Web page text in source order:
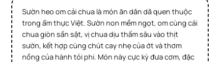
Sườn heo om cải chua là món ăn dân dã quen thuộc
trong ẩm thực Việt. Sườn non mềm ngọt, om cùng cải
chua giòn sần sật, vị chua dịu thấm sâu vào thịt
sườn, kết hợp cùng chút cay nhẹ của ớt và thơm
nồng của hành tỏi phi. Món này cực kỳ đưa cơm, đặc